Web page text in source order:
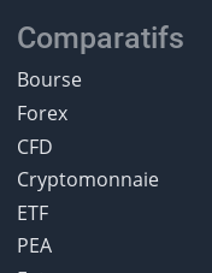
Comparatifs
Bourse
Forex
CFD
Cryptomonnaie
ETF
PEA